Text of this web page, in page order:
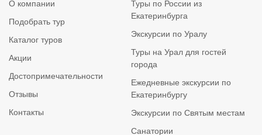
О компании
Подобрать тур
Каталог туров
Акции
Достопримечательности
Отзывы
Контакты
Туры по России из
Екатеринбурга
Экскурсии по Уралу
Туры на Урал для гостей
города
Ежедневные экскурсии по
Екатеринбургу
Экскурсии по Святым местам
Санатории